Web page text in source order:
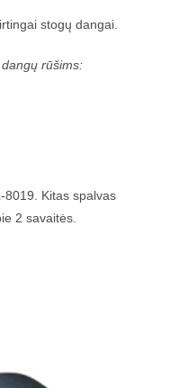
stogų dangai.
rūšims:
8019. Kitas spalvas
2 savaitės.